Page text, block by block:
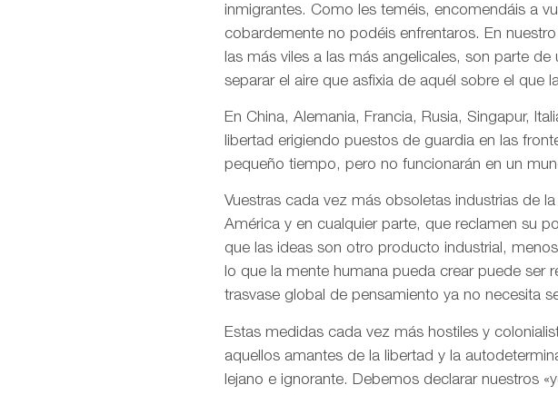
inmigrantes. Como les teméis, encomendáis a
cobardemente no podéis enfrentaros. En
las más viles a las más angelicales, son parte
separar el aire que asfixia de aquél sobre el que
En China, Alemania, Francia, Rusia, Singapur,
libertad erigiendo puestos de guardia en las
pequeño tiempo, pero no funcionarán en un
Vuestras cada vez más obsoletas industrias de
América y en cualquier parte, que reclamen su
que las ideas son otro producto industrial,
lo que la mente humana pueda crear puede ser
trasvase global de pensamiento ya no necesita
Estas medidas cada vez más hostiles y
aquellos amantes de la libertad y la
lejano e ignorante. Debemos declarar nuestros